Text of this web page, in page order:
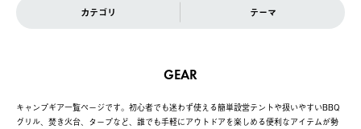
カテゴリ テーマ
GEAR
キャンプギア一覧ページです。初心者でも迷わず使える簡単設営テントや扱いやすいBBQ
グリル、焚き火台、タープなど、誰でも手軽にアウトドアを楽しめる便利なアイテムが勢